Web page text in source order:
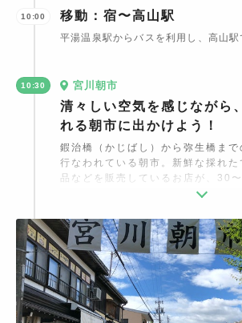
10:00 移動：宿〜高山駅
平湯温泉駅からバスを利用し、高山駅
10:30 宮川朝市
清々しい空気を感じながら
れる朝市に出かけよう！
鍜治橋（かじばし）から弥生橋まで
行なわれている朝市。新鮮な採れ
品などを販売しているお店が、30
並びます。特に目を引くのが、寒い
クッキーカップに注がれた珍しいメ
す。高山でしか手に入らない「ひ
ゴや、早い時間帯に売り切れてしま
プリン」など逸品にも注目です。